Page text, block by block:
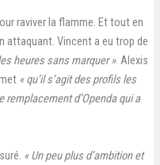
raviver la flamme. Et tout en
attaquant. Vincent a eu trop de
heures sans marquer ». Alexis
« qu’il s’agit des profils les
remplacement d’Openda qui a
« Un peu plus d’ambition et